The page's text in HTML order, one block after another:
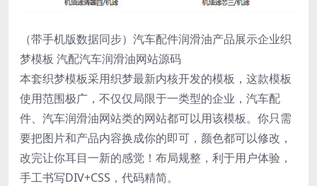
（带手机版数据同步）汽车配件润滑油产品展示企业织
梦模板 汽配汽车润滑油网站源码
本套织梦模板采用织梦最新内核开发的模板，这款模板
使用范围极广，不仅仅局限于一类型的企业，汽车配
件、汽车润滑油网站类的网站都可以用该模板。你只需
要把图片和产品内容换成你的即可，颜色都可以修改，
改完让你耳目一新的感觉！布局规整，利于用户体验，
手工书写DIV+CSS，代码精简。